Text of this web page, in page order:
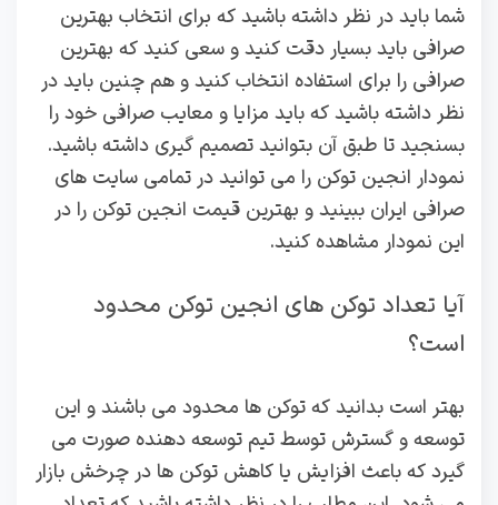
شما باید در نظر داشته باشید که برای انتخاب بهترین
صرافی باید بسیار دقت کنید و سعی کنید که بهترین
صرافی را برای استفاده انتخاب کنید و هم چنین باید در
نظر داشته باشید که باید مزایا و معایب صرافی خود را
بسنجید تا طبق آن بتوانید تصمیم گیری داشته باشید.
نمودار انجین توکن را می توانید در تمامی سایت های
صرافی ایران ببینید و بهترین قیمت انجین توکن را در
این نمودار مشاهده کنید.
آیا تعداد توکن های انجین توکن محدود
است؟
بهتر است بدانید که توکن ها محدود می باشند و این
توسعه و گسترش توسط تیم توسعه دهنده صورت می
گیرد که باعث افزایش یا کاهش توکن ها در چرخش بازار